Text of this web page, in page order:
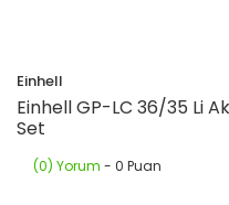
Einhell
Einhell GP-LC 36/35 Li
Set
(0) Yorum - 0 Puan